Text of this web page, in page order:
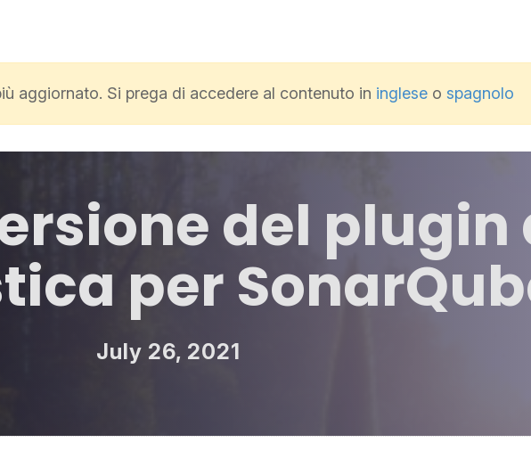
aggiornato. Si prega di accedere al contenuto in inglese o spagnolo
del plugin
per
July 26, 2021